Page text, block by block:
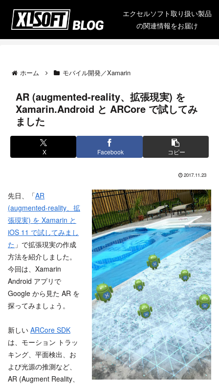
エクセルソフト取り扱い製品
の関連情報をお届け
ホーム モバイル開発／Xamarin
AR (augmented-reality、拡張現実) を
Xamarin.Android と ARCore で試してみ
ました
X Facebook コピー
2017.11.23
先日、「AR
(augmented-reality、拡
張現実) を Xamarin と
iOS 11 で試してみまし
た 」で拡張現実の作成
方法を紹介しました。
今回は、Xamarin
Android アプリで
Google から見た AR を
探ってみましょう。
新しい ARCore SDK
は、モーション トラッ
キング、平面検出、お
よび光源の推測など、
AR (Augment Reality、